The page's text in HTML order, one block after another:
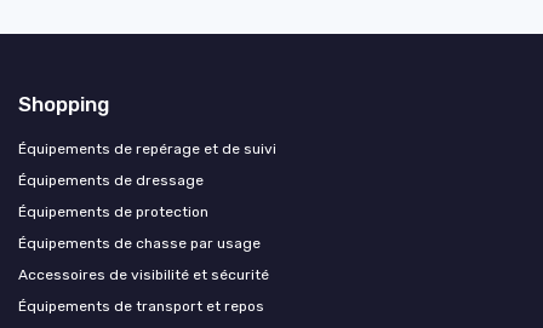
Shopping
Équipements de repérage et de suivi
Équipements de dressage
Équipements de protection
Équipements de chasse par usage
Accessoires de visibilité et sécurité
Équipements de transport et repos